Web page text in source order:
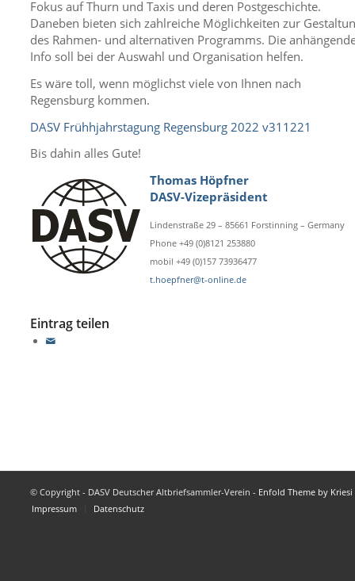
Fokus auf Thurn und Taxis und deren Postgeschichte.
Daneben bieten sich zahlreiche Möglichkeiten zur
des Rahmen- und alternativen Programms. Die
Info soll bei der Auswahl und Organisation helfen.
Es wäre toll, wenn möglichst viele von Ihnen nach
Regensburg kommen.
DASV Frühhjahrstagung Regensburg 2022 v311221
Bis dahin alles Gute!
Thomas Höpfner
DASV-Vizepräsident
Lindenstraße 29 – 85661 Forstinning – Germany
Phone +49 (0)8121 253880
mobil +49 (0)157 73936477
t.hoepfner@t-online.de
Eintrag teilen
© Copyright - DASV Deutscher Altbriefsammler-Verein - Enfold Theme by Kriesi
Impressum
Datenschutz